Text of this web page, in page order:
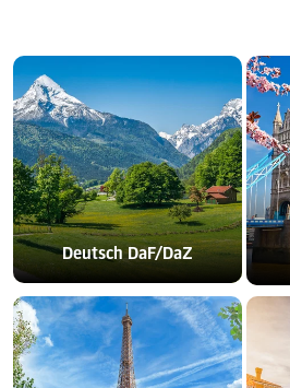
Deutsch DaF/DaZ